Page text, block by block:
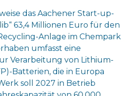
das Aachener Start-up-
63,4 Millionen Euro für den
Anlage im Chempark
umfasst eine
Verarbeitung von Lithium-
Batterien, die in Europa
soll 2027 in Betrieb